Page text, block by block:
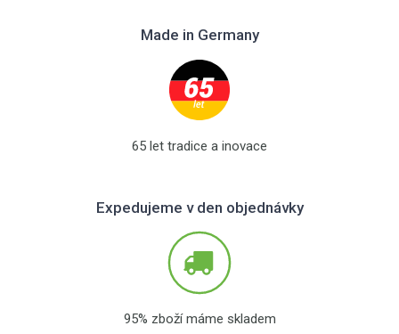
Made in Germany
65 let tradice a inovace
Expedujeme v den objednávky
95% zboží máme skladem